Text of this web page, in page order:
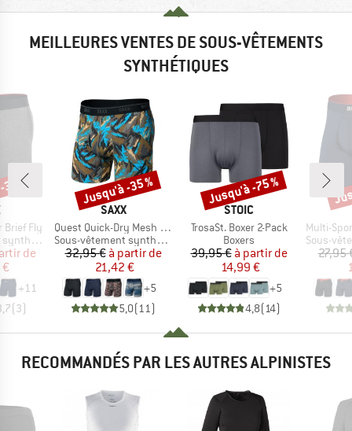
MEILLEURES VENTES DE SOUS-VÊTEMENTS
SYNTHÉTIQUES
Brief Fly
réduit
de
+11
(3)
%
MARQUE
SAXX
Article
Quest Quick-Dry Mesh Boxer Brief Fly 6''
Product group
Sous-vêtement synthétique
Prix
32,95 € Prix réduit
à partir de
21,42 €
+5
5,0(11 )
Remise
Jusqu'à -35 %
MARQUE
STOIC
Article
TrosaSt. Boxer 2-Pack
Product group
Boxers
Prix
39,95 € Prix réduit
à partir de
14,99 €
+5
4,8(14)
Remise
Jusqu'à -75 %
Article
Multi-Sport
Product
Sous-
27,95
RECOMMANDÉS PAR LES AUTRES ALPINISTES